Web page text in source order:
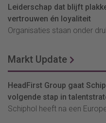
Leiderschap dat blijft
vertrouwen én loyaliteit
Organisaties staan onder
Markt Update
HeadFirst Group gaat
volgende stap in
Schiphol heeft na een